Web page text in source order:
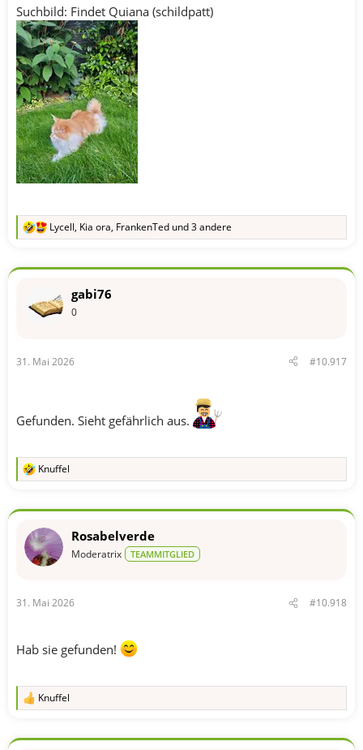
Suchbild: Findet Quiana (schildpatt)
R
k
:
Lycell, Kia ora, FrankenTed und 3 andere
gabi76
0
31. Mai 2026 #10.917
Gefunden. Sieht gefährlich aus.
R
k
o
:
Knuffel
Rosabelverde
Moderatrix TEAMMITGLIED
31. Mai 2026 #10.918
Hab sie gefunden!
R
k
Knuffel